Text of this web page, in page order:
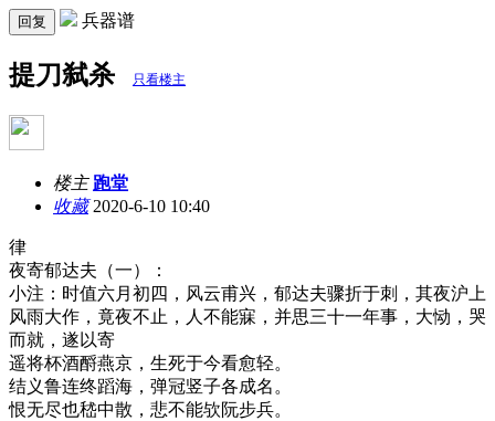
回复 兵器谱
提刀弑杀 只看楼主
楼主 跑堂
收藏2020-6-10 10:40
律
夜寄郁达夫（一）：
小注：时值六月初四，风云甫兴，郁达夫骤折于刺，其夜沪上
风雨大作，竟夜不止，人不能寐，并思三十一年事，大恸，哭
而就，遂以寄
遥将杯酒酹燕京，生死于今看愈轻。
结义鲁连终蹈海，弹冠竖子各成名。
恨无尽也嵇中散，悲不能欤阮步兵。